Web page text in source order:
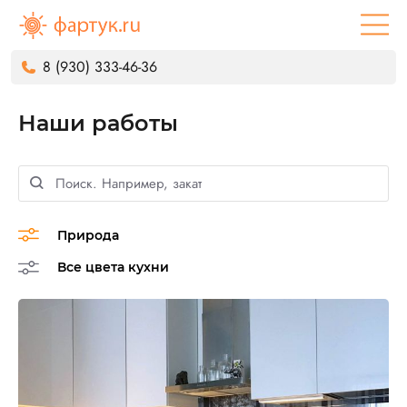
8 (930) 333-46-36
Наши работы
Природа
Все цвета кухни